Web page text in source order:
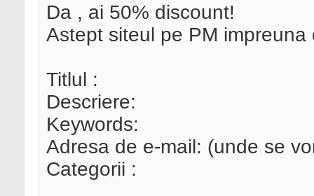
Da , ai 50% discount!
Astept siteul pe PM
Titlul :
Descriere:
Keywords:
Adresa de e-mail: (unde se
Categorii :